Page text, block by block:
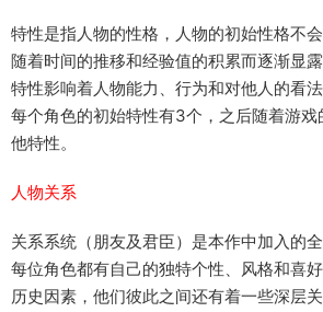
特性是指人物的性格，人物的初始性格不
随着时间的推移和经验值的积累而逐渐显露
特性影响着人物能力、行为和对他人的看法
每个角色的初始特性有3个，之后随着游
他特性。
人物关系
关系系统（朋友及君臣）是本作中加入的全
每位角色都有自己的独特个性、风格和喜
历史因素，他们彼此之间还有着一些深层